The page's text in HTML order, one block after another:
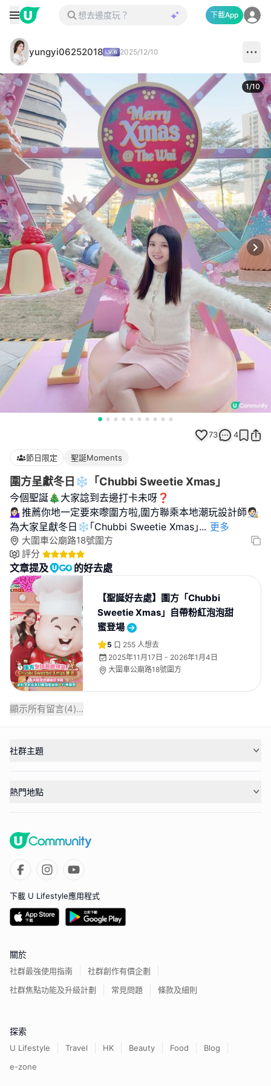
下載App
yungyi06252018 2025/12/10
1/10
73 4
節日限定 聖誕Moments
圍方呈獻冬日❄️「Chubbi Sweetie Xmas」
今個聖誕🎄大家諗到去邊打卡未呀❓
💁🏻‍♀️推薦你地一定要來嚟圍方啦,圍方聯乘本地潮玩設計師🧑🏻‍🎨
為大家呈獻冬日❄️｢Chubbi Sweetie Xmas｣... 更多
大圍車公廟路18號圍方
評分
文章提及 的好去處
【聖誕好去處】圍方「Chubbi
Sweetie Xmas」自帶粉紅泡泡甜
蜜登場
5 255 人想去
2025年11月17日 - 2026年1月4日
大圍車公廟路18號圍方
顯示所有留言(4)...
社群主題
熱門地點
下載 U Lifestyle應用程式
關於
社群最強使用指南
社群創作有價企劃
社群焦點功能及升級計劃
常見問題 條款及細則
探索
U Lifestyle Travel HK Beauty Food
Blog
e-zone